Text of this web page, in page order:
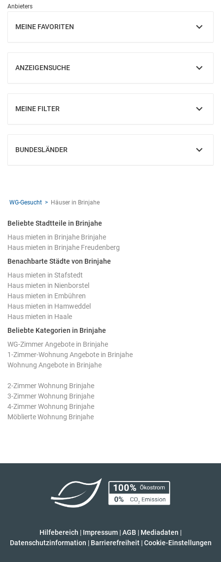
Anbieters
MEINE FAVORITEN
EINBLENDEN
ANZEIGENSUCHE
EINBLENDEN
MEINE FILTER
EINBLENDEN
BUNDESLÄNDER
EINBLENDEN
WG-Gesucht Häuser in Brinjahe
Beliebte Stadtteile in Brinjahe
Haus mieten in Brinjahe Brinjahe
Haus mieten in Brinjahe Freudenberg
Benachbarte Städte von Brinjahe
Haus mieten in Stafstedt
Haus mieten in Nienborstel
Haus mieten in Embühren
Haus mieten in Hamweddel
Haus mieten in Haale
Beliebte Kategorien in Brinjahe
WG-Zimmer Angebote in Brinjahe
1-Zimmer-Wohnung Angebote in Brinjahe
Wohnung Angebote in Brinjahe
2-Zimmer Wohnung Brinjahe
3-Zimmer Wohnung Brinjahe
4-Zimmer Wohnung Brinjahe
Möblierte Wohnung Brinjahe
Hilfebereich | Impressum |AGB | Mediadaten |
Datenschutzinformation | Barrierefreiheit | Cookie-Einstellungen